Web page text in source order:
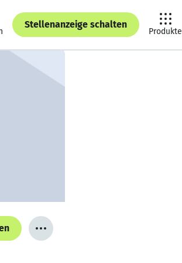
Stellenanzeige schalten
Produkte